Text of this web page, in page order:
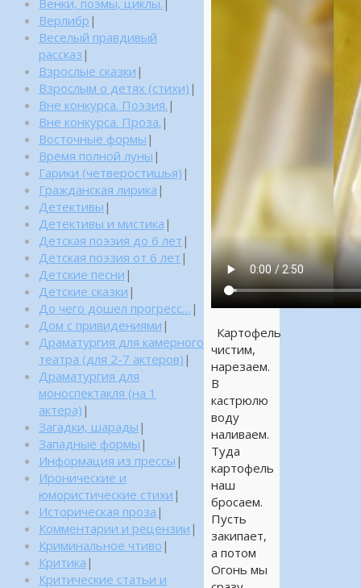
Картофель
чистим,
нарезаем.
В
кастрюлю
воду
наливаем.
Туда
картофель
наш
бросаем.
Пусть
закипает,
а потом
Огонь мы
Венки, поэмы, циклы. |
Верлибр |
Веселый правдивый
рассказ |
Взрослые сказки |
Взрослым о детях (стихи) |
Вне конкурса. Поэзия. |
Вне конкурса. Проза. |
Восточные формы |
Время полной луны |
Гарики (четверостишья) |
Гражданская лирика |
Детективы |
Детективы и мистика |
Детская поэзия до 6 лет |
Детская поэзия от 6 лет |
Детские песни |
Детские сказки |
До чего дошел прогресс… |
Дом с привидениями |
Драматургия для камерного
театра (для 2-7 актеров) |
Драматургия для
моноспектакля (на 1
актера) |
Загадки, шарады |
Западные формы |
Информация из прессы |
Иронические и
юмористические стихи |
Историческая проза |
Комментарии и рецензии |
Криминальное чтиво |
Критика |
Критические статьи и